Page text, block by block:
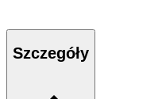
Szczegóły